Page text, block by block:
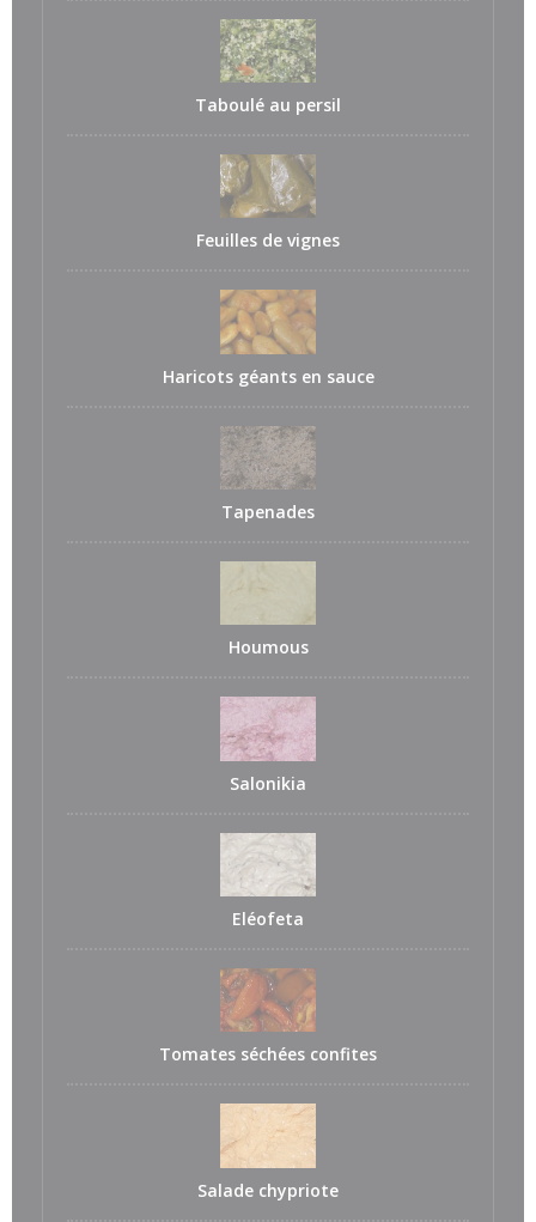
Taboulé au persil
Feuilles de vignes
Haricots géants en sauce
Tapenades
Houmous
Salonikia
Eléofeta
Tomates séchées confites
Salade chypriote